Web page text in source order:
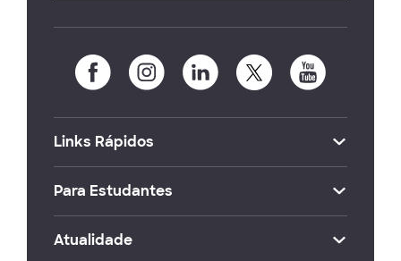
Links Rápidos
Para Estudantes
Atualidade